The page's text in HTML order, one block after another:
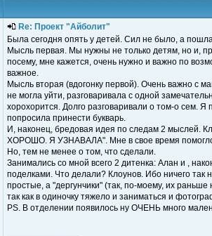
Re: Проект "Айболит"
Была сегодня опять у детей. Сил не было, а
Мысль первая. Мы нужны не только детям, но и,
посему, мне кажется, очень нужно и важно по
важное.
Мысль вторая (вдогонку первой). Очень важно с
не могла уйти, разговаривала с одной
хорохорится. Долго разговаривали о том-о сем. Я
попросила принести букварь.
И, наконец, бредовая идея по следам 2 мыслей.
ХОРОШО. Я УЗНАВАЛА". Мне в свое время
Но, тем не менее о том, что сделали.
Занимались со мной всего 2 дитенка: Алан и ,
поделками. Что делали? Клоунов. Ибо ничего
простые, а "дергунчики" (так, по-моему, их
так как в одиночку тяжело и заниматься и
PS. В отделении появилось ну ОЧЕНЬ много